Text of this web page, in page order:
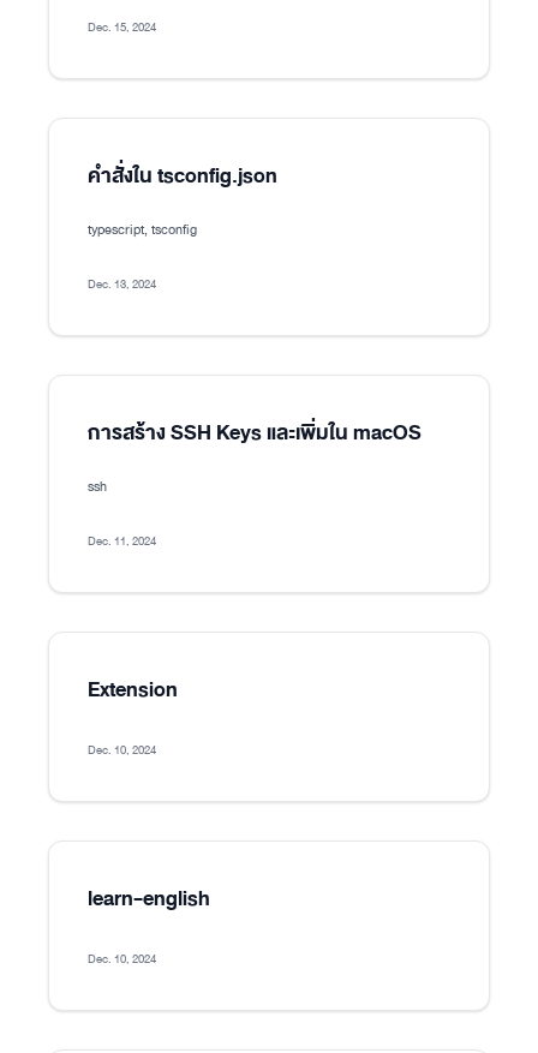
Dec. 15, 2024
คำสั่งใน tsconfig.json
typescript, tsconfig
Dec. 13, 2024
การสร้าง SSH Keys และเพิ่มใน macOS
ssh
Dec. 11, 2024
Extension
Dec. 10, 2024
learn-english
Dec. 10, 2024